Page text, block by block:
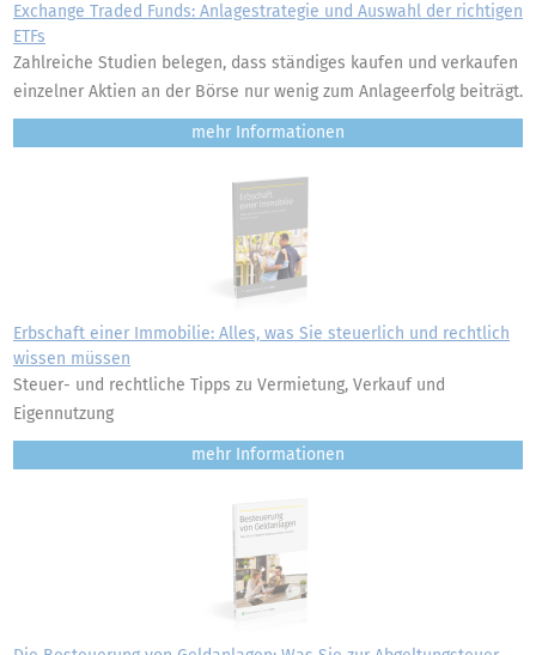
Exchange Traded Funds: Anlagestrategie und Auswahl der richtigen
ETFs
Zahlreiche Studien belegen, dass ständiges kaufen und verkaufen
einzelner Aktien an der Börse nur wenig zum Anlageerfolg beiträgt.
mehr
Erbschaft einer Immobilie: Alles, was Sie steuerlich und rechtlich
wissen müssen
Steuer- und rechtliche Tipps zu Vermietung, Verkauf und
Eigennutzung
mehr